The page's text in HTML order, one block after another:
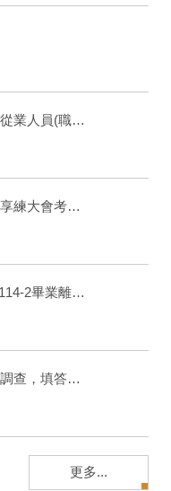
臺灣港務公司115年度第2次從業人員(職員類)政風類科甄試簡章
【法學院公告】2026新學林享練大會考高大法學院學生報名費免費
【轉知教務處註冊組通知】114-2畢業離校暨領證（含數位證書）程序說明。（線上離校審核、現場領證）
114學年度第2學期教學意見調查，填答期間為115年5月25日（星期一）至115年6月18日（星期四）止
更多...